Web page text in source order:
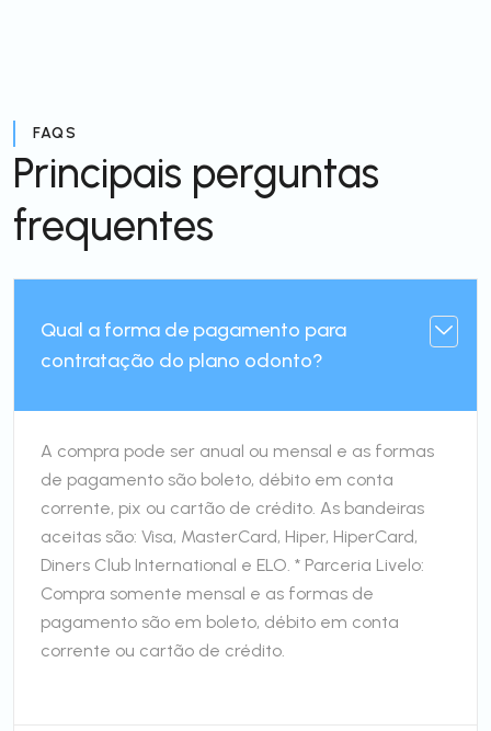
FAQS
Principais perguntas
frequentes
Qual a forma de pagamento para
contratação do plano odonto?
A compra pode ser anual ou mensal e as formas
de pagamento são boleto, débito em conta
corrente, pix ou cartão de crédito. As bandeiras
aceitas são: Visa, MasterCard, Hiper, HiperCard,
Diners Club International e ELO. * Parceria Livelo:
Compra somente mensal e as formas de
pagamento são em boleto, débito em conta
corrente ou cartão de crédito.